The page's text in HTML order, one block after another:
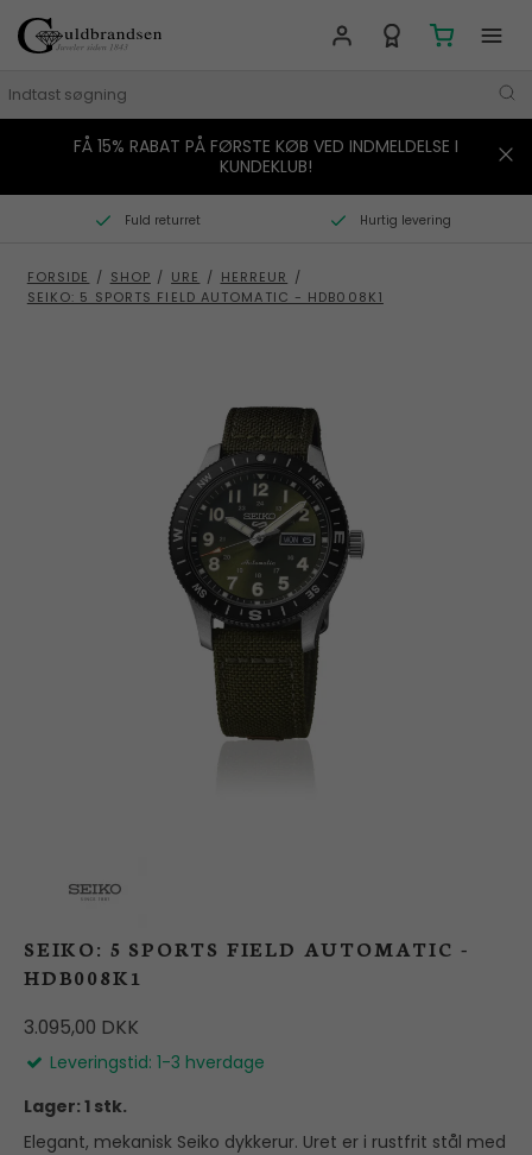
MÆRKER
SMYKKER
FÅ 15% RABAT PÅ FØRSTE KØB VED INDMELDELSE I
KUNDEKLUB!
Fuld returret Hurtig levering
FORSIDE / SHOP / URE / HERREUR /
SEIKO: 5 SPORTS FIELD AUTOMATIC - HDB008K1
SEIKO: 5 SPORTS FIELD AUTOMATIC -
HDB008K1
3.095,00 DKK
Leveringstid: 1-3 hverdage
Lager: 1 stk.
Elegant, mekanisk Seiko dykkerur. Uret er i rustfrit stål med